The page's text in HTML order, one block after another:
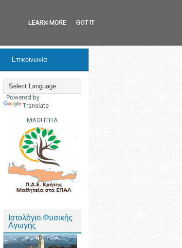
Επικοινωνία
Powered by
Translate
ΜΑΘΗΤΕΙΑ
Ιστολόγιο Φυσικής
Αγωγής
LEARN MORE GOT IT